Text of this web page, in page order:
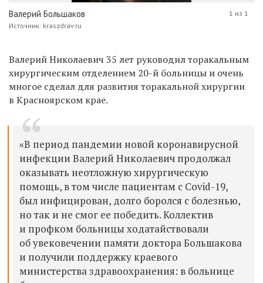
Валерий Большаков
Источник: kraszdrav.ru
1 из 1
Валерий Николаевич 35 лет руководил торакальным
хирургическим отделением 20-й больницы и очень
многое сделал для развития торакальной хирургии
в Красноярском крае.
«В период пандемии новой коронавирусной
инфекции Валерий Николаевич продолжал
оказывать неотложную хирургическую
помощь, в том числе пациентам с Covid-19,
был инфицирован, долго боролся с болезнью,
но так и не смог ее победить. Коллектив
и профком больницы ходатайствовали
об увековечении памяти доктора Большакова
и получили поддержку краевого
министерства здравоохранения: в больнице